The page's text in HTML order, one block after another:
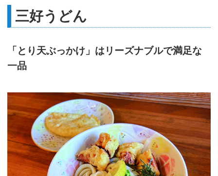
三好うどん
「とり天ぶっかけ」はリーズナブルで満足な
一品